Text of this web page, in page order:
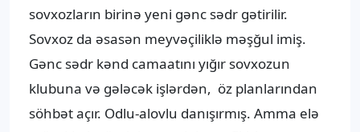
sovxozların birinə yeni gənc sədr gətirilir.
Sovxoz da əsasən meyvəçiliklə məşğul imiş.
Gənc sədr kənd camaatını yığır sovxozun
klubuna və gələcək işlərdən, öz planlarından
söhbət açır. Odlu-alovlu danışırmış. Amma elə